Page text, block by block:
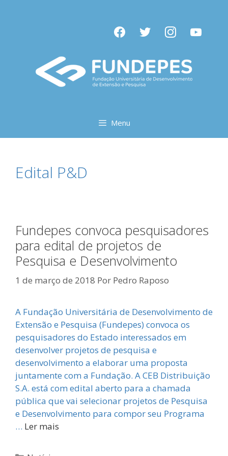
facebooktwitter instagramyoutube
Menu
Edital P&D
Fundepes convoca pesquisadores
para edital de projetos de
Pesquisa e Desenvolvimento
1 de março de 2018 Por Pedro Raposo
A Fundação Universitária de Desenvolvimento de
Extensão e Pesquisa (Fundepes) convoca os
pesquisadores do Estado interessados em
desenvolver projetos de pesquisa e
desenvolvimento a elaborar uma proposta
juntamente com a Fundação. A CEB Distribuição
S.A. está com edital aberto para a chamada
pública que vai selecionar projetos de Pesquisa
e Desenvolvimento para compor seu Programa
… Ler mais